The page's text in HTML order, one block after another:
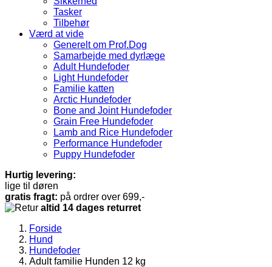
Tasker
Tilbehør
Værd at vide
Generelt om Prof.Dog
Samarbejde med dyrlæge
Adult Hundefoder
Light Hundefoder
Familie katten
Arctic Hundefoder
Bone and Joint Hundefoder
Grain Free Hundefoder
Lamb and Rice Hundefoder
Performance Hundefoder
Puppy Hundefoder
Hurtig levering:
lige til døren
gratis fragt: på ordrer over 699,-
altid 14 dages returret
Forside
Hund
Hundefoder
Adult familie Hunden 12 kg